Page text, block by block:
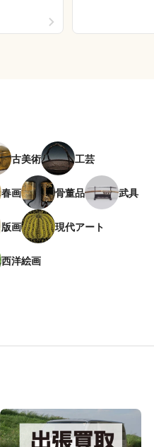
古美術 工芸
春画 骨董品 武具
版画 現代アート
西洋絵画